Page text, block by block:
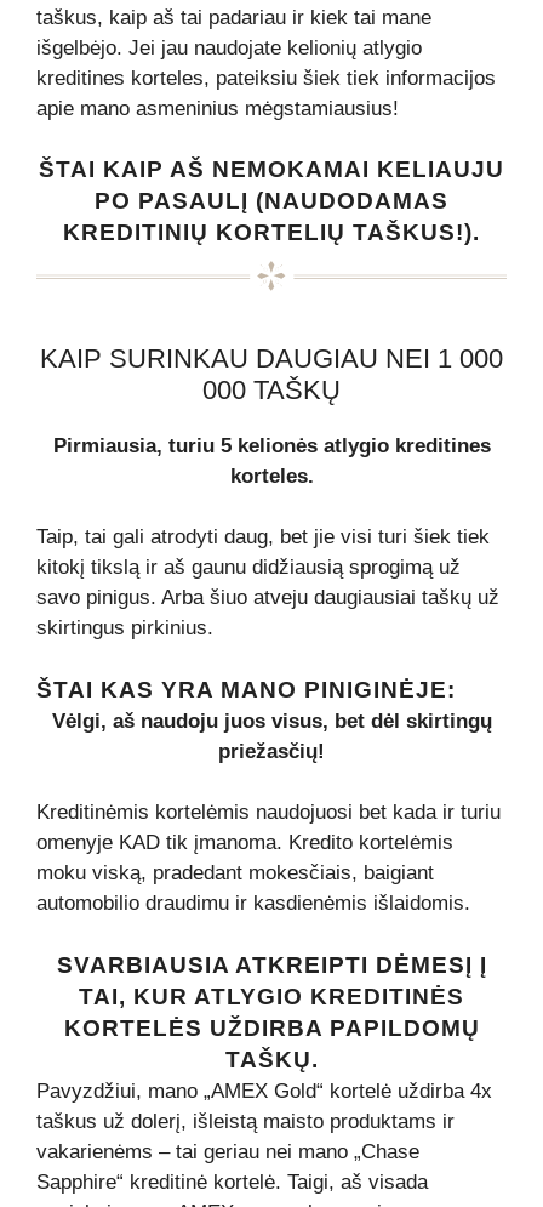
taškus, kaip aš tai padariau ir kiek tai mane
išgelbėjo. Jei jau naudojate kelionių atlygio
kreditines korteles, pateiksiu šiek tiek informacijos
apie mano asmeninius mėgstamiausius!
ŠTAI KAIP AŠ NEMOKAMAI KELIAUJU
PO PASAULĮ (NAUDODAMAS
KREDITINIŲ KORTELIŲ TAŠKUS!).
KAIP SURINKAU DAUGIAU NEI 1 000
000 TAŠKŲ
Pirmiausia, turiu 5 kelionės atlygio kreditines
korteles.
Taip, tai gali atrodyti daug, bet jie visi turi šiek tiek
kitokį tikslą ir aš gaunu didžiausią sprogimą už
savo pinigus. Arba šiuo atveju daugiausiai taškų už
skirtingus pirkinius.
ŠTAI KAS YRA MANO PINIGINĖJE:
Vėlgi, aš naudoju juos visus, bet dėl ​​skirtingų
priežasčių!
Kreditinėmis kortelėmis naudojuosi bet kada ir turiu
omenyje KAD tik įmanoma. Kredito kortelėmis
moku viską, pradedant mokesčiais, baigiant
automobilio draudimu ir kasdienėmis išlaidomis.
SVARBIAUSIA ATKREIPTI DĖMESĮ Į
TAI, KUR ATLYGIO KREDITINĖS
KORTELĖS UŽDIRBA PAPILDOMŲ
TAŠKŲ.
Pavyzdžiui, mano „AMEX Gold“ kortelė uždirba 4x
taškus už dolerį, išleistą maisto produktams ir
vakarienėms – tai geriau nei mano „Chase
Sapphire“ kreditinė kortelė. Taigi, aš visada